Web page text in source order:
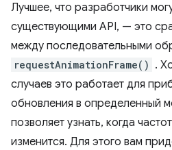
Лучшее, что разработчики
существующими API, — это
между последовательными
requestAnimationFrame() .
случаев это работает для
обновления в определенный
позволяет узнать, когда
изменится. Для этого вам